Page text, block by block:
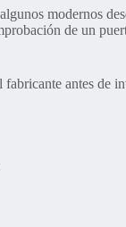
modernos
de un
antes de